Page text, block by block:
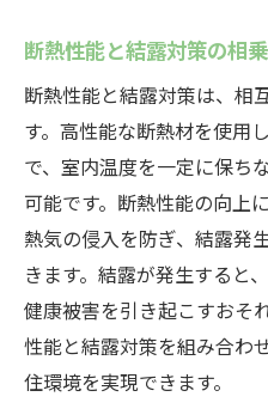
断熱性能と結露対策の相
断熱性能と結露対策は、相
す。高性能な断熱材を使用
で、室内温度を一定に保ち
可能です。断熱性能の向上
熱気の侵入を防ぎ、結露発
きます。結露が発生すると
健康被害を引き起こすおそ
性能と結露対策を組み合わ
住環境を実現できます。